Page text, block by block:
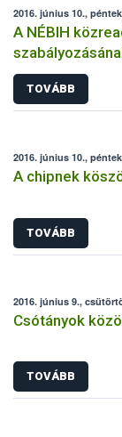
2016. június 10., péntek
A NÉBIH
TOVÁBB
2016. június 10., péntek
A chipnek
TOVÁBB
2016. június 9.,
Csótányok
TOVÁBB